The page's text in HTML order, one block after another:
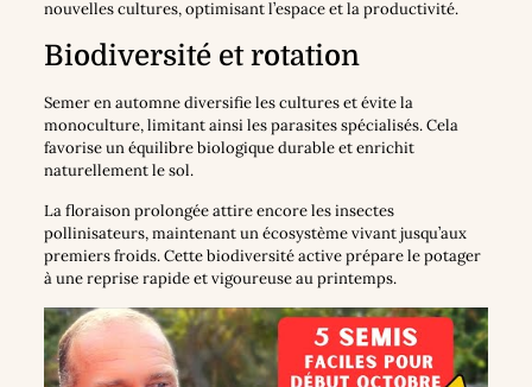
nouvelles cultures, optimisant l’espace et la productivité.
Biodiversité et rotation
Semer en automne diversifie les cultures et évite la
monoculture, limitant ainsi les parasites spécialisés. Cela
favorise un équilibre biologique durable et enrichit
naturellement le sol.
La floraison prolongée attire encore les insectes
pollinisateurs, maintenant un écosystème vivant jusqu’aux
premiers froids. Cette biodiversité active prépare le potager
à une reprise rapide et vigoureuse au printemps.